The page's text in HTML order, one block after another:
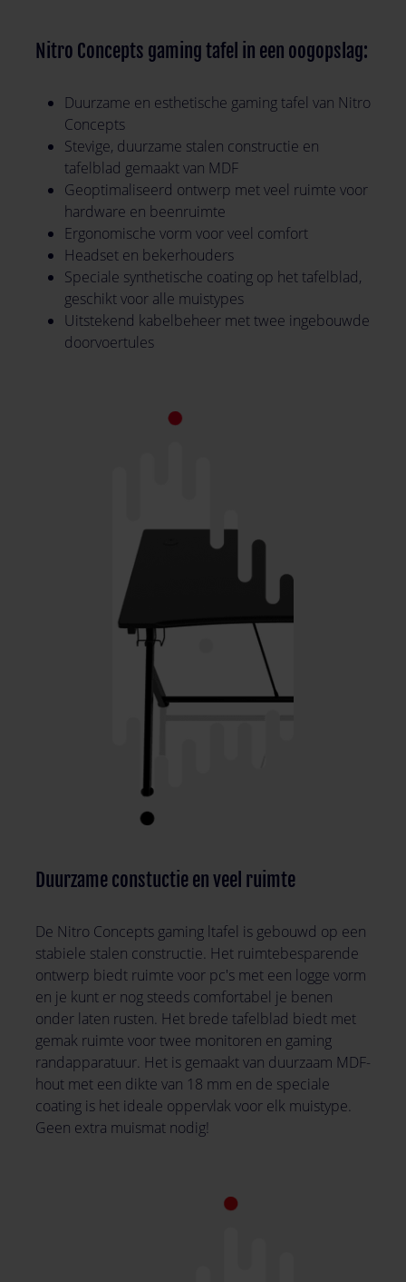
Nitro Concepts gaming tafel in een oogopslag:
Duurzame en esthetische gaming tafel van Nitro
Concepts
Stevige, duurzame stalen constructie en
tafelblad gemaakt van MDF
Geoptimaliseerd ontwerp met veel ruimte voor
hardware en beenruimte
Ergonomische vorm voor veel comfort
Headset en bekerhouders
Speciale synthetische coating op het tafelblad,
geschikt voor alle muistypes
Uitstekend kabelbeheer met twee ingebouwde
doorvoertules
Duurzame constuctie en veel ruimte
De Nitro Concepts gaming ltafel is gebouwd op een
stabiele stalen constructie. Het ruimtebesparende
ontwerp biedt ruimte voor pc's met een logge vorm
en je kunt er nog steeds comfortabel je benen
onder laten rusten. Het brede tafelblad biedt met
gemak ruimte voor twee monitoren en gaming
randapparatuur. Het is gemaakt van duurzaam MDF-
hout met een dikte van 18 mm en de speciale
coating is het ideale oppervlak voor elk muistype.
Geen extra muismat nodig!